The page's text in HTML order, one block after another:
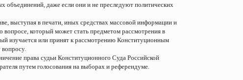
объединений, даже если они и не преследуют политических
выступая в печати, иных средствах массовой информации и
который может стать предметом рассмотрения в
изучается или принят к рассмотрению Конституционным
права судьи Конституционного Суда Российской
путем голосования на выборах и референдуме.